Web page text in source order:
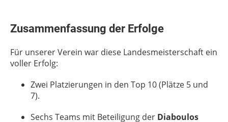
Zusammenfassung der Erfolge
Für unserer Verein war diese Landesmeisterschaft ein
voller Erfolg:
Zwei Platzierungen in den Top 10 (Plätze 5 und
7).
Sechs Teams mit Beteiligung der Diaboulos